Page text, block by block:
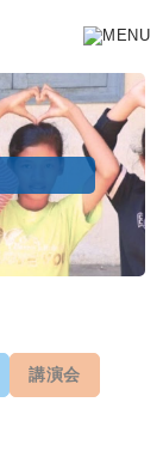
講演会